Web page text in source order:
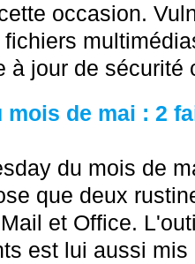
occasion.
à jour de
mois de mai : 2
du mois de
que deux
et Office.
est lui aussi